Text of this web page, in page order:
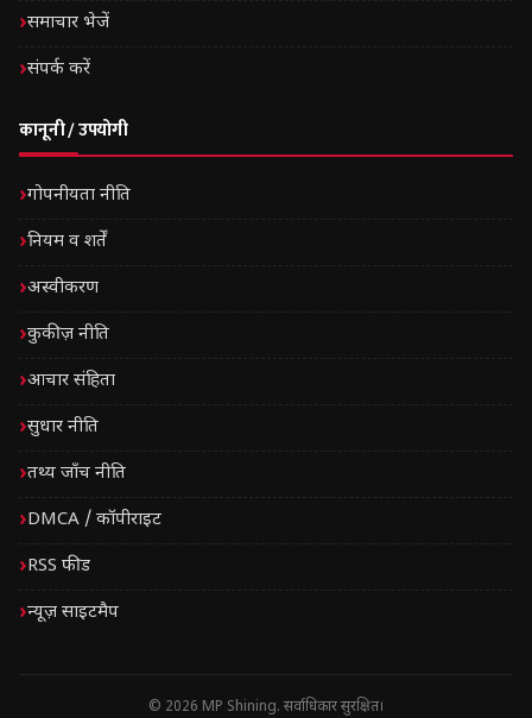
समाचार भेजें
संपर्क करें
कानूनी / उपयोगी
गोपनीयता नीति
नियम व शर्तें
अस्वीकरण
कुकीज़ नीति
आचार संहिता
सुधार नीति
तथ्य जाँच नीति
DMCA / कॉपीराइट
RSS फीड
न्यूज़ साइटमैप
© 2026 MP Shining. सर्वाधिकार सुरक्षित।